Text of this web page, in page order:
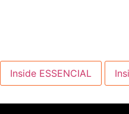
Inside ESSENCIAL